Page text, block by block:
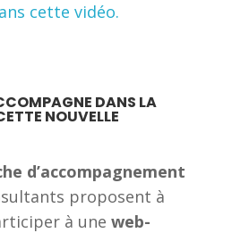
cette vidéo.
DANS LA
NOUVELLE
d’accompagnement
proposent à
à une web-